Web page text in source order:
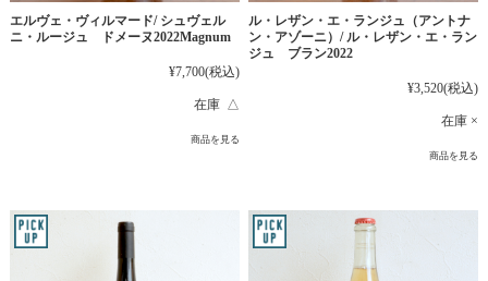
エルヴェ・ヴィルマード/ シュヴェル
ニ・ルージュ ドメーヌ2022Magnum
¥7,700(税込)
在庫 △
商品を見る
ル・レザン・エ・ランジュ（アントナ
ン・アゾーニ）/ ル・レザン・エ・ラン
ジュ ブラン2022
¥3,520(税込)
在庫 ×
商品を見る